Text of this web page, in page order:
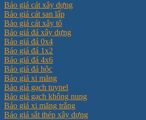
Báo giá cát xây dựng
Báo giá cát san lấp
Báo giá cát xây tô
Báo giá đá xây dựng
Báo giá đá 0x4
Báo giá đá 1x2
Báo giá đá 4x6
Báo giá đá hộc
Báo giá xi măng
Báo giá gạch tuynel
Báo giá gạch không nung
Báo giá xi măng trắng
Báo giá sắt thép xây dựng